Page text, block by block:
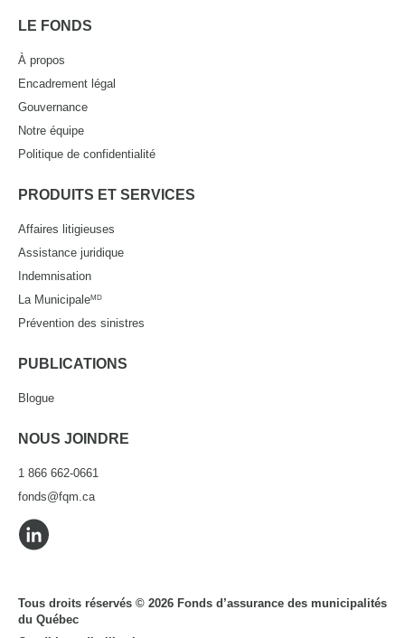
LE FONDS
À propos
Encadrement légal
Gouvernance
Notre équipe
Politique de confidentialité
PRODUITS ET SERVICES
Affaires litigieuses
Assistance juridique
Indemnisation
La MunicipaleMD
Prévention des sinistres
PUBLICATIONS
Blogue
NOUS JOINDRE
1 866 662-0661
fonds@fqm.ca
Tous droits réservés © 2026 Fonds d’assurance des municipalités
du Québec